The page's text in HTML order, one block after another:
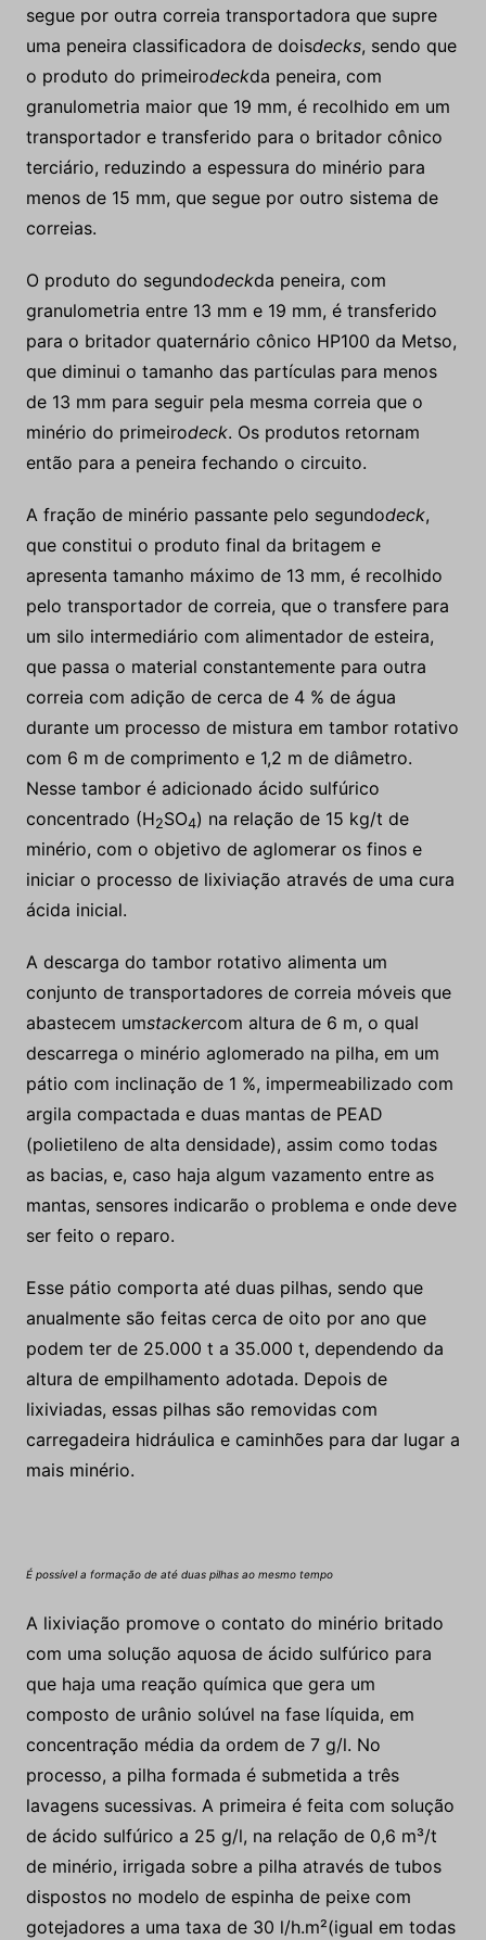
segue por outra correia transportadora que supre
uma peneira classificadora de doisdecks, sendo que
o produto do primeirodeckda peneira, com
granulometria maior que 19 mm, é recolhido em um
transportador e transferido para o britador cônico
terciário, reduzindo a espessura do minério para
menos de 15 mm, que segue por outro sistema de
correias.
O produto do segundodeckda peneira, com
granulometria entre 13 mm e 19 mm, é transferido
para o britador quaternário cônico HP100 da Metso,
que diminui o tamanho das partículas para menos
de 13 mm para seguir pela mesma correia que o
minério do primeirodeck. Os produtos retornam
então para a peneira fechando o circuito.
A fração de minério passante pelo segundodeck,
que constitui o produto final da britagem e
apresenta tamanho máximo de 13 mm, é recolhido
pelo transportador de correia, que o transfere para
um silo intermediário com alimentador de esteira,
que passa o material constantemente para outra
correia com adição de cerca de 4 % de água
durante um processo de mistura em tambor rotativo
com 6 m de comprimento e 1,2 m de diâmetro.
Nesse tambor é adicionado ácido sulfúrico
concentrado (H2SO4) na relação de 15 kg/t de
minério, com o objetivo de aglomerar os finos e
iniciar o processo de lixiviação através de uma cura
ácida inicial.
A descarga do tambor rotativo alimenta um
conjunto de transportadores de correia móveis que
abastecem umstackercom altura de 6 m, o qual
descarrega o minério aglomerado na pilha, em um
pátio com inclinação de 1 %, impermeabilizado com
argila compactada e duas mantas de PEAD
(polietileno de alta densidade), assim como todas
as bacias, e, caso haja algum vazamento entre as
mantas, sensores indicarão o problema e onde deve
ser feito o reparo.
Esse pátio comporta até duas pilhas, sendo que
anualmente são feitas cerca de oito por ano que
podem ter de 25.000 t a 35.000 t, dependendo da
altura de empilhamento adotada. Depois de
lixiviadas, essas pilhas são removidas com
carregadeira hidráulica e caminhões para dar lugar a
mais minério.
É possível a formação de até duas pilhas ao mesmo tempo
A lixiviação promove o contato do minério britado
com uma solução aquosa de ácido sulfúrico para
que haja uma reação química que gera um
composto de urânio solúvel na fase líquida, em
concentração média da ordem de 7 g/l. No
processo, a pilha formada é submetida a três
lavagens sucessivas. A primeira é feita com solução
de ácido sulfúrico a 25 g/l, na relação de 0,6 m³/t
de minério, irrigada sobre a pilha através de tubos
dispostos no modelo de espinha de peixe com
gotejadores a uma taxa de 30 l/h.m²(igual em todas